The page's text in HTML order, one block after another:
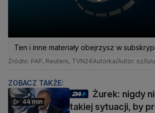
Ten i inne materiały obejrzysz w
Źródło: PAP, Reuters, TVN24 Autorka/Autor: sz/lulu
ZOBACZ TAKŻE:
44 min
Żurek: nigdy
takiej sytuacji, by